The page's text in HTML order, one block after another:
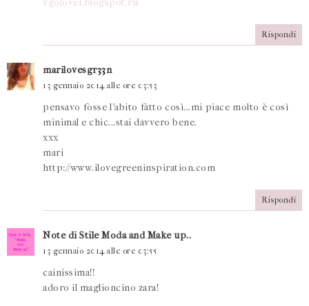
vgolove1.blogspot.ru
Rispondi
marilovesgr33n
13 gennaio 2014 alle ore 03:53
pensavo fosse l'abito fatto così...mi piace molto è così
minimal e chic...stai davvero bene.
xxx
mari
http://www.ilovegreeninspiration.com
Rispondi
Note di Stile Moda and Make up..
13 gennaio 2014 alle ore 03:55
cainissima!!
adoro il maglioncino zara!